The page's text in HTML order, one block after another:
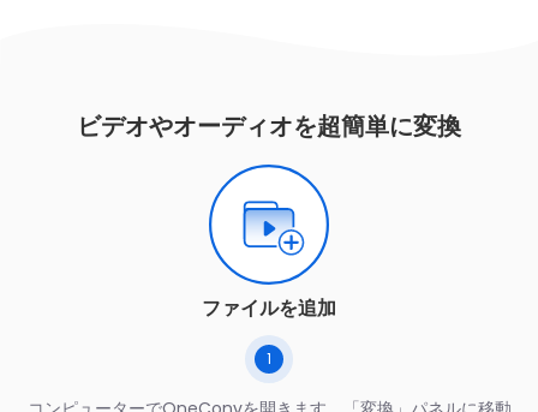
ビデオやオーディオを超簡単に変換
ファイルを追加
1